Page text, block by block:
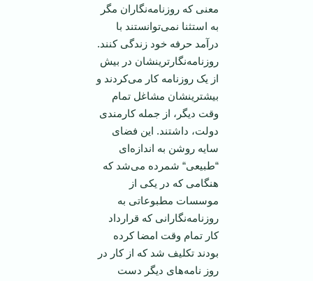
معنی که روزنامه‌نگاران مگر
به استثنا نمی‌توانستند با
درآمد حرفه خود زندگی کنند.
روزنامه‌نگار‌ترینشان در بیش
از یک روزنامه کار می‌کردند و
بیشترینشان مشاغل تمام
وقت دیگر، از جمله کارمندی
دولت، داشتند. ‌این فضای
سایه روشن به اندازه‌ای
“طبیعی“ شمرده می‌شد که
هنگامی ‌که در یکی از
موسسات مطبوعاتی به
روزنامه‌نگارانی که قرارداد
کار تمام وقت امضا کرده
بودند تکلیف شد که از کار در
روز نامه‌های دیگر دست